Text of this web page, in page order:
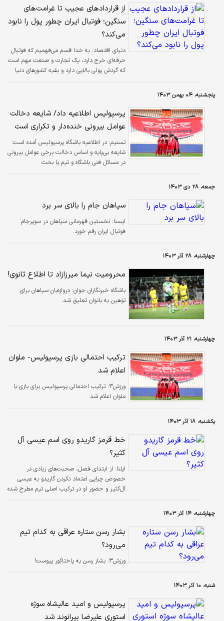
از قراردادهای عجیب تا غرامت‌های
سنگین؛ فوتبال ایران چطور پول را نابود
می‌کند؟
دنیای اقتصاد: به خدا قسم می‌فهمیم که فوتبال
حرفه‌ای خرج دارد، یک تجارت و صنعت مهم است
که گردش پولی بالایی دارد و بقیه کشورهای دنیا
ادا نمی‌کند)، باعث شده بعضی ریخت‌وپاش‌های
عجیبی که در فوتبال ایران می‌شود، خشم و
عصبانیت را برانگیزد.
پنجشنبه، ۰۴ بهمن ۱۴۰۳
پرسپولیس اطلاعیه داد/ شایعه دخالت
عوامل بیرونی خنده‌دار و تکراری است
تسنیم: در اطلاعیه باشگاه پرسپولیس آمده است:
شایعه بی‌پایه و اساس دخالت برخی عوامل بیرونی
در مسائل فنی باشگاه و تیم یا بحث
جمعه، ۲۸ دی ۱۴۰۳
سپاهان جام را بالای سر برد
ایسنا: نخستین قهرمانی سپاهان در سوپرجام
فوتبال ایران رقم خورد.
چهارشنبه، ۲۸ آذر ۱۴۰۳
محرومیت نیما میرزازاد تا اطلاع ثانوی!
باشگاه خبرنگاران جوان: دروازه‌بان سپاهان برای
توهین به بانوان تعلیق شد.
چهارشنبه، ۲۱ آذر ۱۴۰۳
ترکیب احتمالی بازی پرسپولیس- ملوان
اعلام شد
ورزش3:
ترکیب احتمالی پرسپولیس برای بازی با
ملوان اعلام شد.
یکشنبه، ۱۸ آذر ۱۴۰۳
خط قرمز گاریدو روی اسم عیسی آل
کثیر؟
ایلنا: از ابتدای فصل، صحبت‌های زیادی در
خصوص چرایی اعتماد نکردن گاریدو به عیسی
آل‌کثیر و حضور او در ترکیب اصلی تیم مطرح شده
چهارشنبه، ۱۴ آذر ۱۴۰۳
بشار رسن ستاره عراقی به کدام تیم
می‌رود؟
ورزش3: بشار رسن به پاختاکور پیوست!
شنبه، ۱۰ آذر ۱۴۰۳
پرسپولیس و امید عالیشاه سوژه
استوری علیرضا بیرانوند شد